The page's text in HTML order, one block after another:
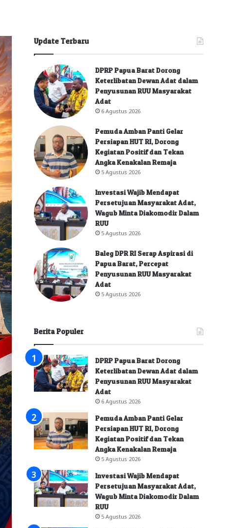
Update Terbaru
DPRP Papua Barat Dorong
Keterlibatan Dewan Adat dalam
Penyusunan RUU Masyarakat
Adat
6 Agustus 2026
Pemuda Amban Panti Gelar
Persiapan HUT RI, Dorong
Kegiatan Positif dan Tekan
Angka Kenakalan Remaja
5 Agustus 2026
Investasi Wajib Mendapat
Persetujuan Masyarakat Adat,
Wagub Minta Diakomodir Dalam
RUU
5 Agustus 2026
Baleg DPR RI Serap Aspirasi di
Papua Barat, Percepat
Penyusunan RUU Masyarakat
Adat
5 Agustus 2026
Berita Populer
DPRP Papua Barat Dorong
Keterlibatan Dewan Adat dalam
Penyusunan RUU Masyarakat
Adat
6 Agustus 2026
Pemuda Amban Panti Gelar
Persiapan HUT RI, Dorong
Kegiatan Positif dan Tekan
Angka Kenakalan Remaja
5 Agustus 2026
Investasi Wajib Mendapat
Persetujuan Masyarakat Adat,
Wagub Minta Diakomodir Dalam
RUU
5 Agustus 2026